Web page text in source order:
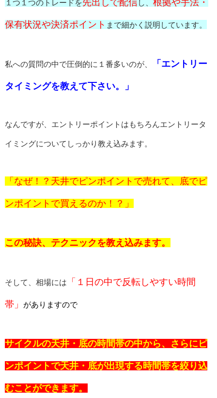
１つ１つのトレードを先出しで配信 し、 根拠や手法・
保有状況や決済ポイント まで細かく説明しています。
私への質問の中で圧倒的に１番多いのが、 「エントリー
タイミングを教えて下さい。」
なんですが、エントリーポイントはもちろんエントリータ
イミングについてしっかり教え込みます。
「なぜ！？天井でピンポイントで売れて、底でピ
ンポイントで買えるのか！？」
この秘訣、テクニックを教え込みます。
そして、相場には 「１日の中で反転しやすい時間
帯」 がありますので
サイクルの天井・底の時間帯の中から、さらにピ
ンポイントで天井・底が出現する時間帯を絞り込
むことができます。